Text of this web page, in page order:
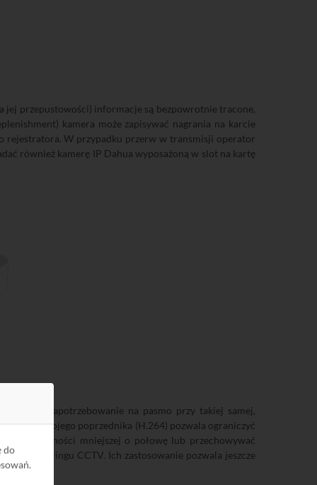
do
jej przepustowości) informacje są bezpowrotnie tracone,
kamera może zapisywać nagrania na karcie
rejestratora. W przypadku przerw w transmisji operator
również kamerę IP Dahua wyposażoną w slot na kartę
zapotrzebowanie na pasmo przy takiej samej,
do swojego poprzednika (H.264) pozwala ograniczyć
o pojemności mniejszej o połowę lub przechowywać
monitoringu CCTV. Ich zastosowanie pozwala jeszcze